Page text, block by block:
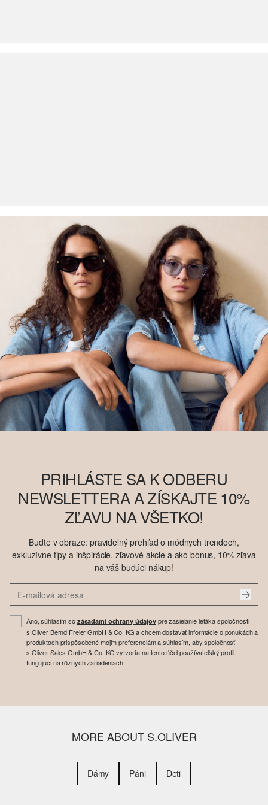
PRIHLÁSTE SA K ODBERU
NEWSLETTERA A ZÍSKAJTE 10%
ZĽAVU NA VŠETKO!
Buďte v obraze: pravidelný prehľad o módnych trendoch,
exkluzívne tipy a inšpirácie, zľavové akcie a ako bonus, 10% zľava
na váš budúci nákup!
Áno, súhlasím so zásadami ochrany údajovpre zasielanie letáka spoločnosti
s.Oliver Bernd Freier GmbH & Co. KG a chcem dostavať informácie o ponukách a
produktoch prispôsobené mojim preferenciám a súhlasím, aby spoločnosť
s.Oliver Sales GmbH & Co. KG vytvorila na tento účel používateľský profil
fungujúci na rôznych zariadeniach.
MORE ABOUT S.OLIVER
Dámy Páni Deti